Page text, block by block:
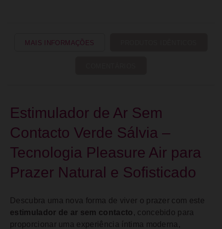
MAIS INFORMAÇÕES
Estimulador de Ar Sem
Contacto Verde Sálvia –
Tecnologia Pleasure Air para
Prazer Natural e Sofisticado
Descubra uma nova forma de viver o prazer com este
estimulador de ar sem contacto , concebido para
proporcionar uma experiência íntima moderna,